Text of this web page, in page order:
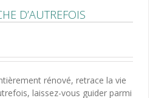
D’AUTREFOIS
rénové, retrace la vie
laissez-vous guider parmi